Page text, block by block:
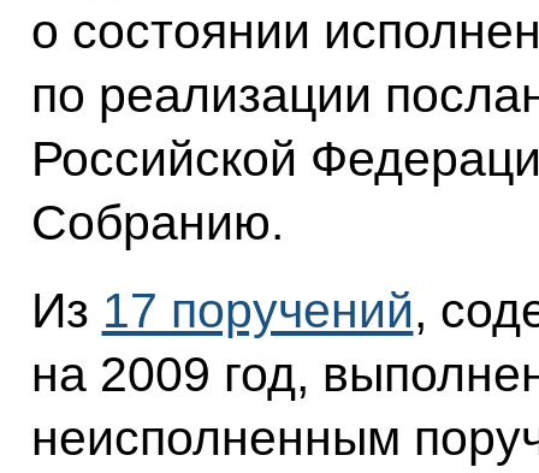
о состоянии
по реализации
Российской
Собранию.
Из 17 поручений,
на 2009 год,
неисполненным